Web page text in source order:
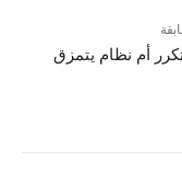
أم نظام يتمزق